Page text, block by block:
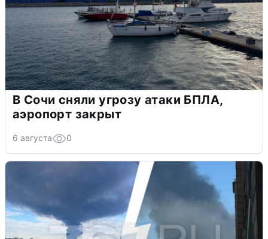
В Сочи сняли угрозу атаки БПЛА,
аэропорт закрыт
6 августа 0